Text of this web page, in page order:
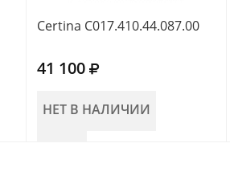
Certina C017.410.44.087.00
41 100
НЕТ В НАЛИЧИИ